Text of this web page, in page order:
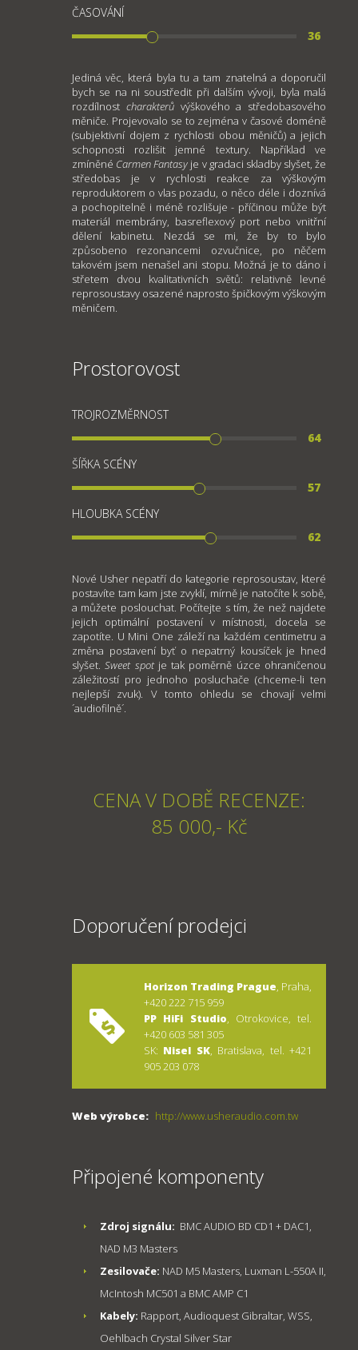
ČASOVÁNÍ
36
Jediná věc, která byla tu a tam znatelná a doporučil
bych se na ni soustředit při dalším vývoji, byla malá
rozdílnost charakterů výškového a středobasového
měniče. Projevovalo se to zejména v časové doméně
(subjektivní dojem z rychlosti obou měničů) a jejich
schopnosti rozlišit jemné textury. Například ve
zmíněné Carmen Fantasy je v gradaci skladby slyšet, že
středobas je v rychlosti reakce za výškovým
reproduktorem o vlas pozadu, o něco déle i doznívá
a pochopitelně i méně rozlišuje - příčinou může být
materiál membrány, basreflexový port nebo vnitřní
dělení kabinetu. Nezdá se mi, že by to bylo
způsobeno rezonancemi ozvučnice, po něčem
takovém jsem nenašel ani stopu. Možná je to dáno i
střetem dvou kvalitativních světů: relativně levné
reprosoustavy osazené naprosto špičkovým výškovým
měničem.
Prostorovost
TROJROZMĚRNOST
64
ŠÍŘKA SCÉNY
57
HLOUBKA SCÉNY
62
Nové Usher nepatří do kategorie reprosoustav, které
postavíte tam kam jste zvyklí, mírně je natočíte k sobě,
a můžete poslouchat. Počítejte s tím, že než najdete
jejich optimální postavení v místnosti, docela se
zapotíte. U Mini One záleží na každém centimetru a
změna postavení byť o nepatrný kousíček je hned
slyšet.Sweet spotje tak poměrně úzce ohraničenou
záležitostí pro jednoho posluchače (chceme-li ten
nejlepší zvuk). V tomto ohledu se chovají velmi
´audiofilně´.
CENA V DOBĚ RECENZE:
85 000,- Kč
Doporučení prodejci
Horizon Trading Prague, Praha,
+420 222 715 959
PP HiFi Studio, Otrokovice, tel.
+420 603 581 305
SK: Nisel SK, Bratislava, tel. +421
905 203 078
Web výrobce: http://www.usheraudio.com.tw
Připojené komponenty
Zdroj signálu: BMC AUDIO BD CD1 + DAC1,
NAD M3 Masters
Zesilovače: NAD M5 Masters, Luxman L-550A II,
McIntosh MC501 a BMC AMP C1
Kabely: Rapport, Audioquest Gibraltar, WSS,
Oehlbach Crystal Silver Star